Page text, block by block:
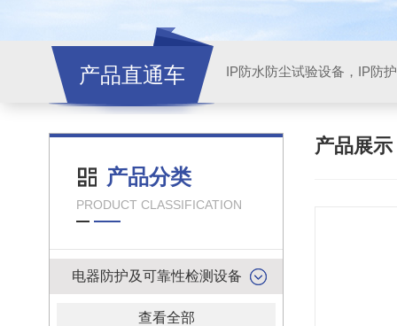
产品直通车
产品分类
PRODUCT CLASSIFICATION
电器防护及可靠性检测设备
查看全部
产品展示